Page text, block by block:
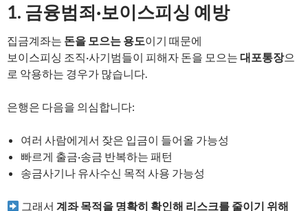
1. 금융범죄·보이스피싱 예방
집금계좌는 돈을 모으는 용도이기 때문에
보이스피싱 조직·사기범들이 피해자 돈을 모으는 대포통장으
로 악용하는 경우가 많습니다.
은행은 다음을 의심합니다:
여러 사람에게서 잦은 입금이 들어올 가능성
빠르게 출금·송금 반복하는 패턴
송금사기나 유사수신 목적 사용 가능성
그래서계좌 목적을 명확히 확인해 리스크를 줄이기 위해